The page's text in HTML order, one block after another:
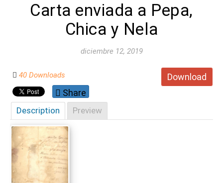
Carta enviada a Pepa,
Chica y Nela
diciembre 12, 2019
Download
40 Downloads
Share
Description Preview